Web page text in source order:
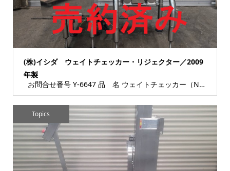
(株)イシダ ウェイトチェッカー・リジェクター／2009
年製
お問合せ番号 Y-6647 品 名 ウェイトチェッカー（No.76971） リジェクタ...
Topics